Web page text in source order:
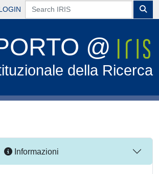
@
della Ricerca
Informazioni